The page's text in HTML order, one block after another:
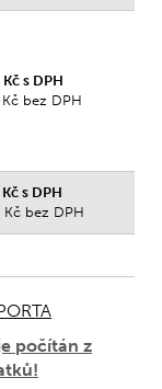
s DPH
bez DPH
s DPH
bez DPH
počítán z